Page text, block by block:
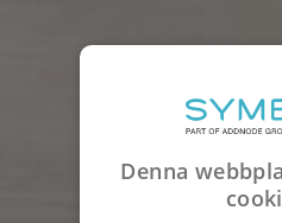
Denna